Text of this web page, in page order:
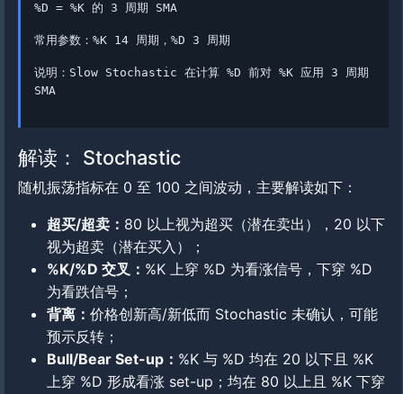
%D = %K 的 3 周期 SMA
常用参数：%K 14 周期，%D 3 周期
说明：Slow Stochastic 在计算 %D 前对 %K 应用 3 周期
SMA
解读： Stochastic
随机振荡指标在 0 至 100 之间波动，主要解读如下：
超买/超卖： 80 以上视为超买（潜在卖出），20 以下
视为超卖（潜在买入）；
%K/%D 交叉： %K 上穿 %D 为看涨信号，下穿 %D
为看跌信号；
背离： 价格创新高/新低而 Stochastic 未确认，可能
预示反转；
Bull/Bear Set-up： %K 与 %D 均在 20 以下且 %K
上穿 %D 形成看涨 set-up；均在 80 以上且 %K 下穿